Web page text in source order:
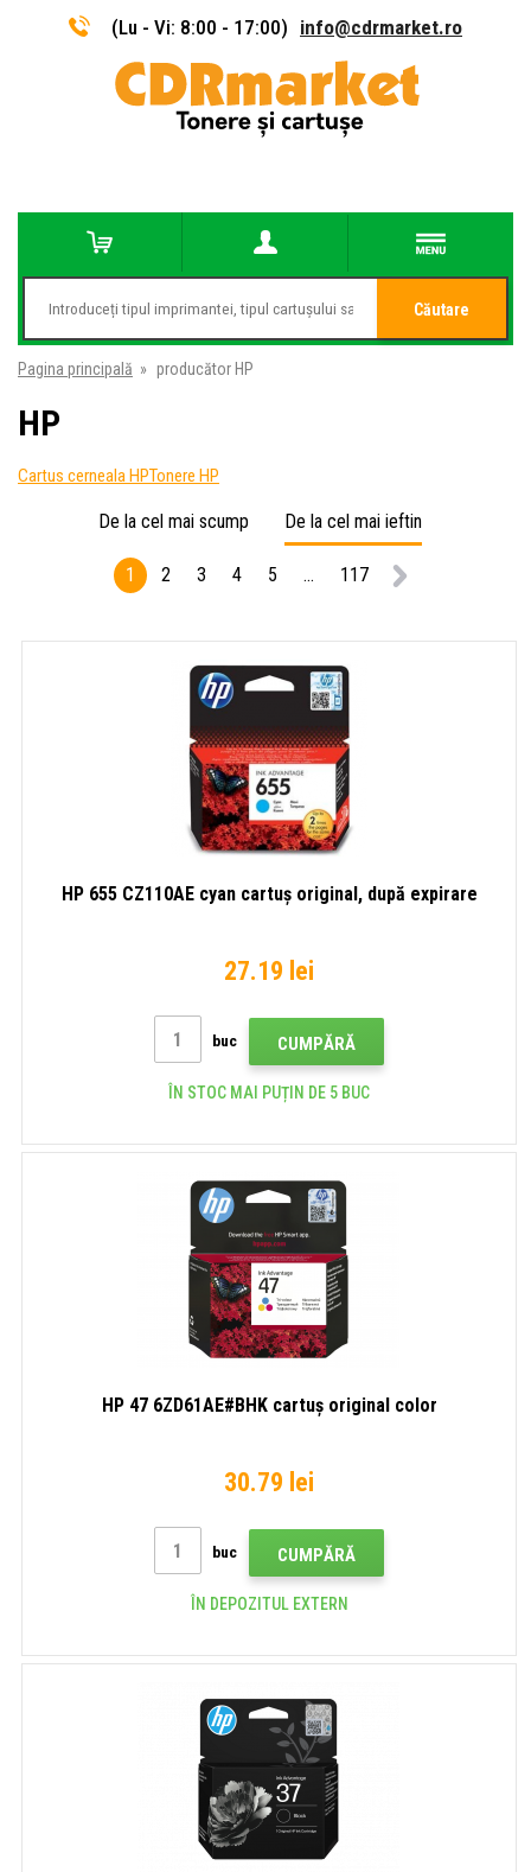
(Lu - Vi: 8:00 - 17:00) info@cdrmarket.ro
Căutare
Pagina principală » producător HP
HP
Cartus cerneala HPTonere HP
De la cel mai scump De la cel mai ieftin
1 2 3 4 5 ... 117
HP 655 CZ110AE cyan cartuș original, după expirare
27.19 lei
buc CUMPĂRĂ
ÎN STOC MAI PUȚIN DE 5 BUC
HP 47 6ZD61AE#BHK cartuș original color
30.79 lei
buc CUMPĂRĂ
ÎN DEPOZITUL EXTERN